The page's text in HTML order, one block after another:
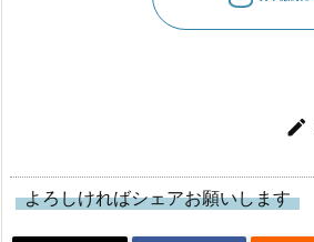

よろしければシェアお願いします